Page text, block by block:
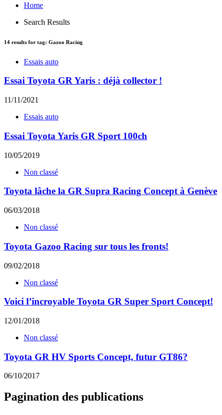
Home
Search Results
14 results for tag: Gazoo Racing
Essais auto
Essai Toyota GR Yaris : déjà collector !
11/11/2021
Essais auto
Essai Toyota Yaris GR Sport 100ch
10/05/2019
Non classé
Toyota lâche la GR Supra Racing Concept à Genève
06/03/2018
Non classé
Toyota Gazoo Racing sur tous les fronts!
09/02/2018
Non classé
Voici l’incroyable Toyota GR Super Sport Concept!
12/01/2018
Non classé
Toyota GR HV Sports Concept, futur GT86?
06/10/2017
Pagination des publications